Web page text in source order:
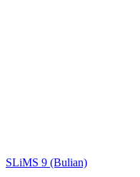
SLiMS 9 (Bulian)